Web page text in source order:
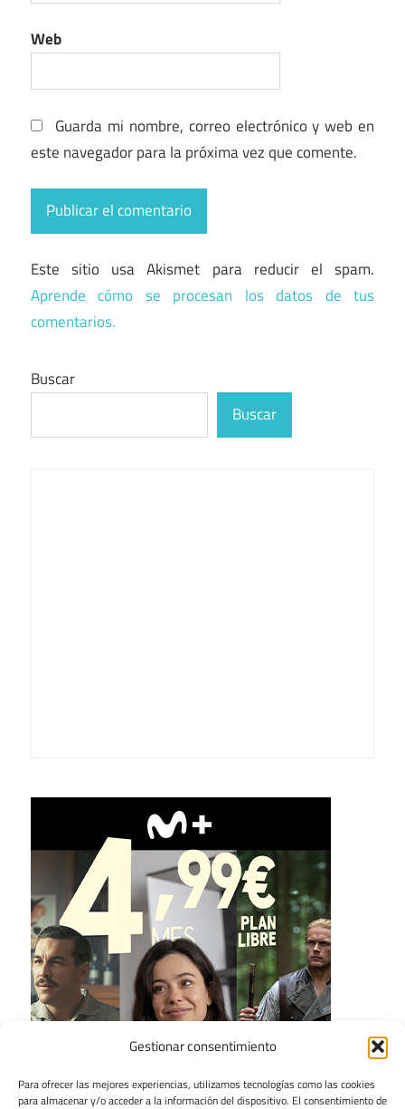
Gestionar consentimiento
Para ofrecer las mejores experiencias, utilizamos tecnologías como las cookies
para almacenar y/o acceder a la información del dispositivo. El consentimiento de
Web
Guarda mi nombre, correo electrónico y web en
este navegador para la próxima vez que comente.
Este sitio usa Akismet para reducir el spam.
Aprende cómo se procesan los datos de tus
comentarios.
Buscar
Buscar